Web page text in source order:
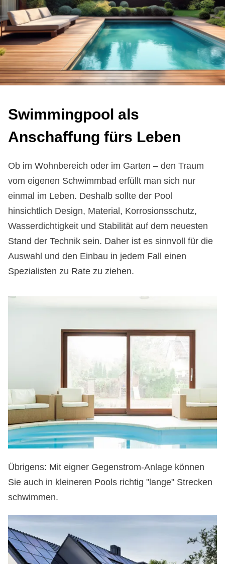
Swim­ming­pool als
An­schaf­fung fürs Le­ben
Ob im Wohnbereich oder im Garten – den Traum
vom eigenen Schwimmbad erfüllt man sich nur
einmal im Leben. Deshalb sollte der Pool
hinsichtlich Design, Material, Korrosionsschutz,
Wasserdichtigkeit und Stabilität auf dem neuesten
Stand der Technik sein. Daher ist es sinnvoll für die
Auswahl und den Einbau in jedem Fall einen
Spezialisten zu Rate zu ziehen.
Übrigens: Mit eigner Gegenstrom-Anlage können
Sie auch in kleineren Pools richtig "lange" Strecken
schwimmen.